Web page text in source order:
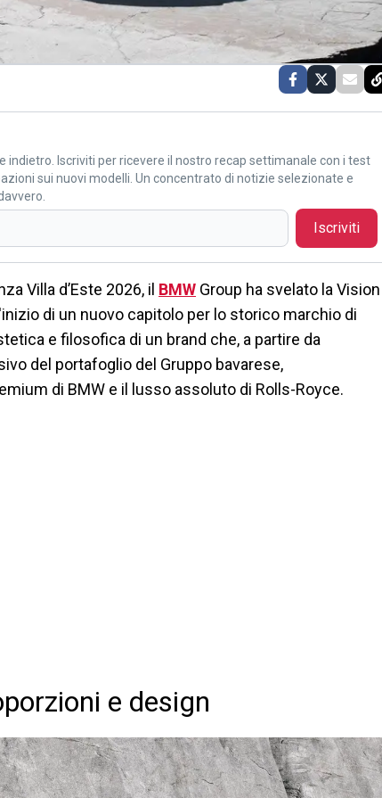
indietro. Iscriviti per ricevere il nostro recap settimanale con i test
sui nuovi modelli. Un concentrato di notizie selezionate e
Iscriviti
Villa d’Este 2026, il BMW Group ha svelato la Vision
di un nuovo capitolo per lo storico marchio di
e filosofica di un brand che, a partire da
del portafoglio del Gruppo bavarese,
di BMW e il lusso assoluto di Rolls-Royce.
e design